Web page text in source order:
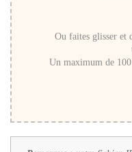
Ou faites glisser et
Un maximum de